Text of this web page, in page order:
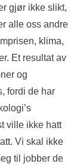
gjør ikke slikt,
alle oss andre
klima,
Et resultat av
og
fordi de har
ville ikke hatt
Vi skal ikke
til jobber de